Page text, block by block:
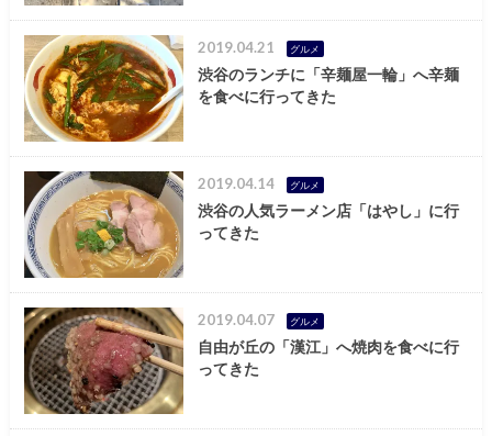
2019.04.21 グルメ
渋谷のランチに「辛麺屋一輪」へ辛麺
を食べに行ってきた
2019.04.14 グルメ
渋谷の人気ラーメン店「はやし」に行
ってきた
2019.04.07 グルメ
自由が丘の「漢江」へ焼肉を食べに行
ってきた